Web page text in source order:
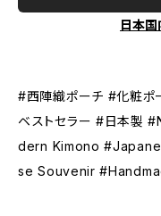
日本
#西陣織ポーチ #化粧ポ
ベストセラー #日本製
dern Kimono
se Souvenir